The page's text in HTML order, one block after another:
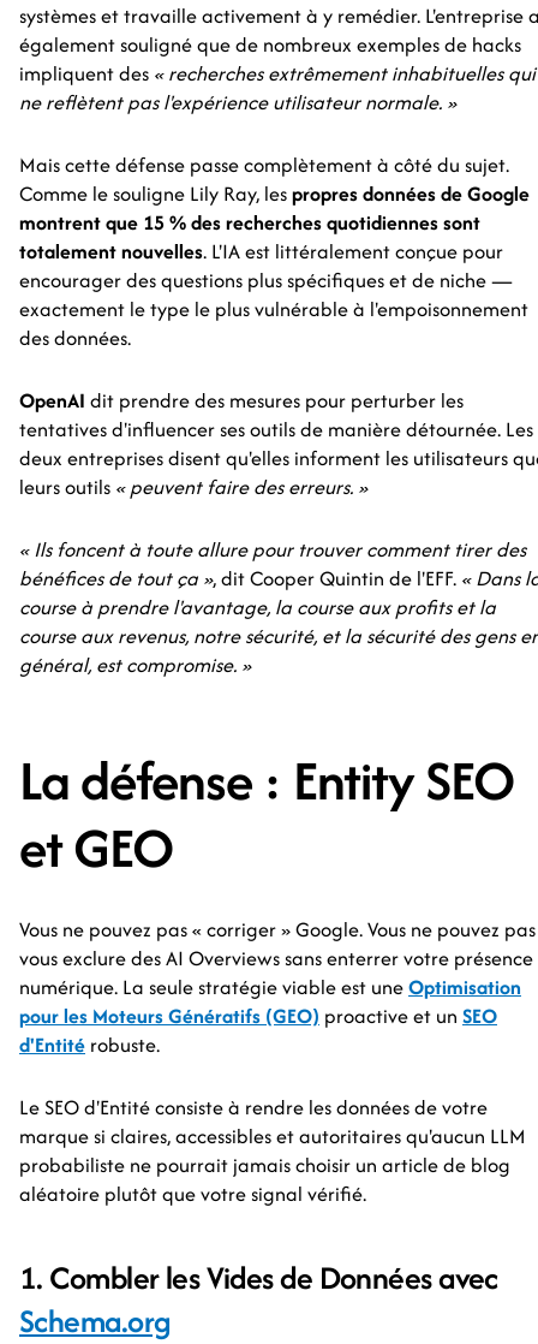
systèmes et travaille activement à y remédier. L'entreprise
également souligné que de nombreux exemples de hacks
impliquent des « recherches extrêmement inhabituelles qui
ne reflètent pas l'expérience utilisateur normale. »
Mais cette défense passe complètement à côté du sujet.
Comme le souligne Lily Ray, lespropres données de Google
montrent que 15 % des recherches quotidiennes sont
totalement nouvelles. L'IA est littéralement conçue pour
encourager des questions plus spécifiques et de niche —
exactement le type le plus vulnérable à l'empoisonnement
des données.
OpenAI dit prendre des mesures pour perturber les
tentatives d'influencer ses outils de manière détournée. Les
deux entreprises disent qu'elles informent les utilisateurs
leurs outils « peuvent faire des erreurs. »
« Ils foncent à toute allure pour trouver comment tirer des
bénéfices de tout ça », dit Cooper Quintin de l'EFF. « Dans
course à prendre l'avantage, la course aux profits et la
course aux revenus, notre sécurité, et la sécurité des gens
général, est compromise. »
La défense : Entity SEO
et GEO
Vous ne pouvez pas « corriger » Google. Vous ne pouvez pas
vous exclure des AI Overviews sans enterrer votre présence
numérique. La seule stratégie viable est uneOptimisation
pour les Moteurs Génératifs (GEO) proactive et un SEO
d'Entité robuste.
Le SEO d'Entité consiste à rendre les données de votre
marque si claires, accessibles et autoritaires qu'aucun LLM
probabiliste ne pourrait jamais choisir un article de blog
aléatoire plutôt que votre signal vérifié.
1. Combler les Vides de Données avec
Schema.org